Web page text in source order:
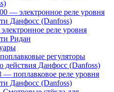
— электронное реле уровня
Данфосс (Danfoss)
реле уровня
Ридан
регуляторы
действия Данфосс (Danfoss)
— поплавковое реле уровня
Данфосс (Danfoss)